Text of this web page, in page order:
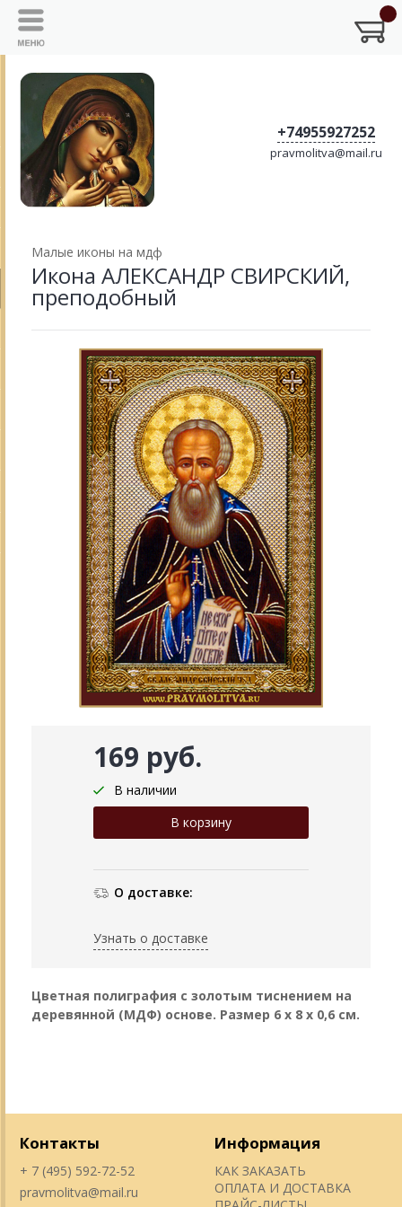
+74955927252
pravmolitva@mail.ru
Малые иконы на мдф
Икона АЛЕКСАНДР СВИРСКИЙ,
преподобный
169 руб.
В наличии
О доставке:
Узнать о доставке
Цветная полиграфия с золотым тиснением на
деревянной (МДФ) основе. Размер 6 х 8 х 0,6 см.
Контакты
+ 7 (495) 592-72-52
pravmolitva@mail.ru
Информация
КАК ЗАКАЗАТЬ
ОПЛАТА И ДОСТАВКА